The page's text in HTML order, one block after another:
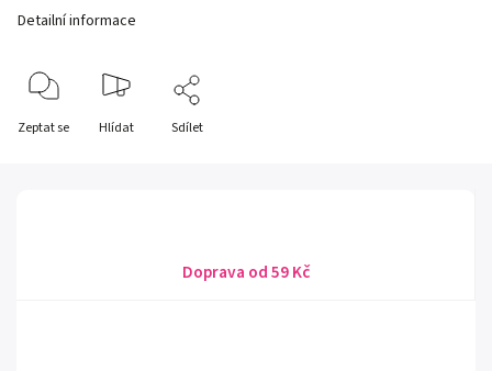
Detailní informace
Zeptat se Hlídat Sdílet
Doprava od 59 Kč